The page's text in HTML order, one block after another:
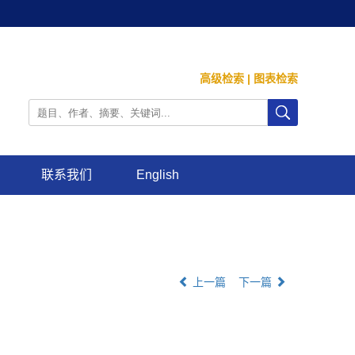
高级检索 | 图表检索
联系我们 English
上一篇 下一篇